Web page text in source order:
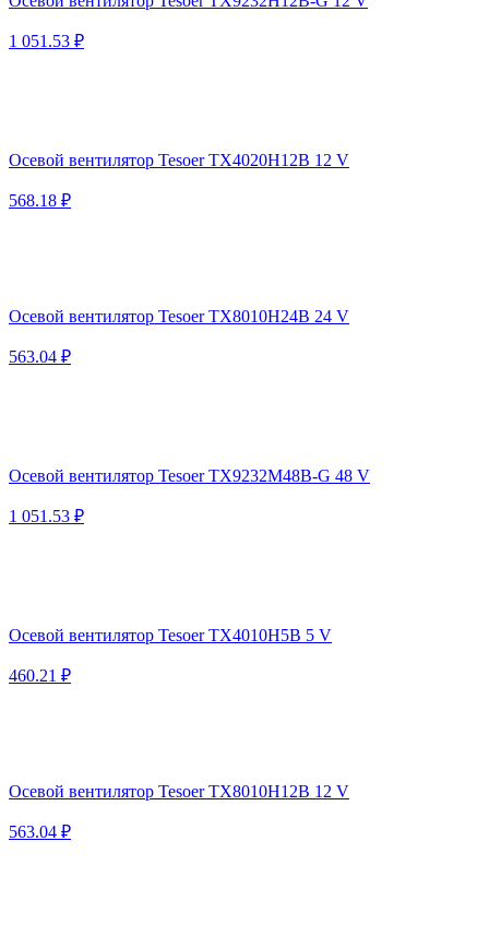
1 051.53 ₽
Осевой вентилятор Tesoer TX4020H12B 12 V
568.18 ₽
Осевой вентилятор Tesoer TX8010H24B 24 V
563.04 ₽
Осевой вентилятор Tesoer TX9232M48B-G 48 V
1 051.53 ₽
Осевой вентилятор Tesoer TX4010H5B 5 V
460.21 ₽
Осевой вентилятор Tesoer TX8010H12B 12 V
563.04 ₽